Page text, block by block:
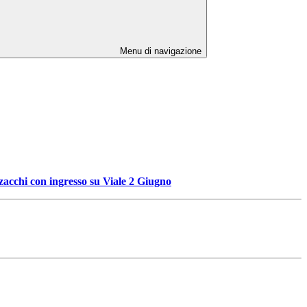
Menu di navigazione
con ingresso su Viale 2 Giugno